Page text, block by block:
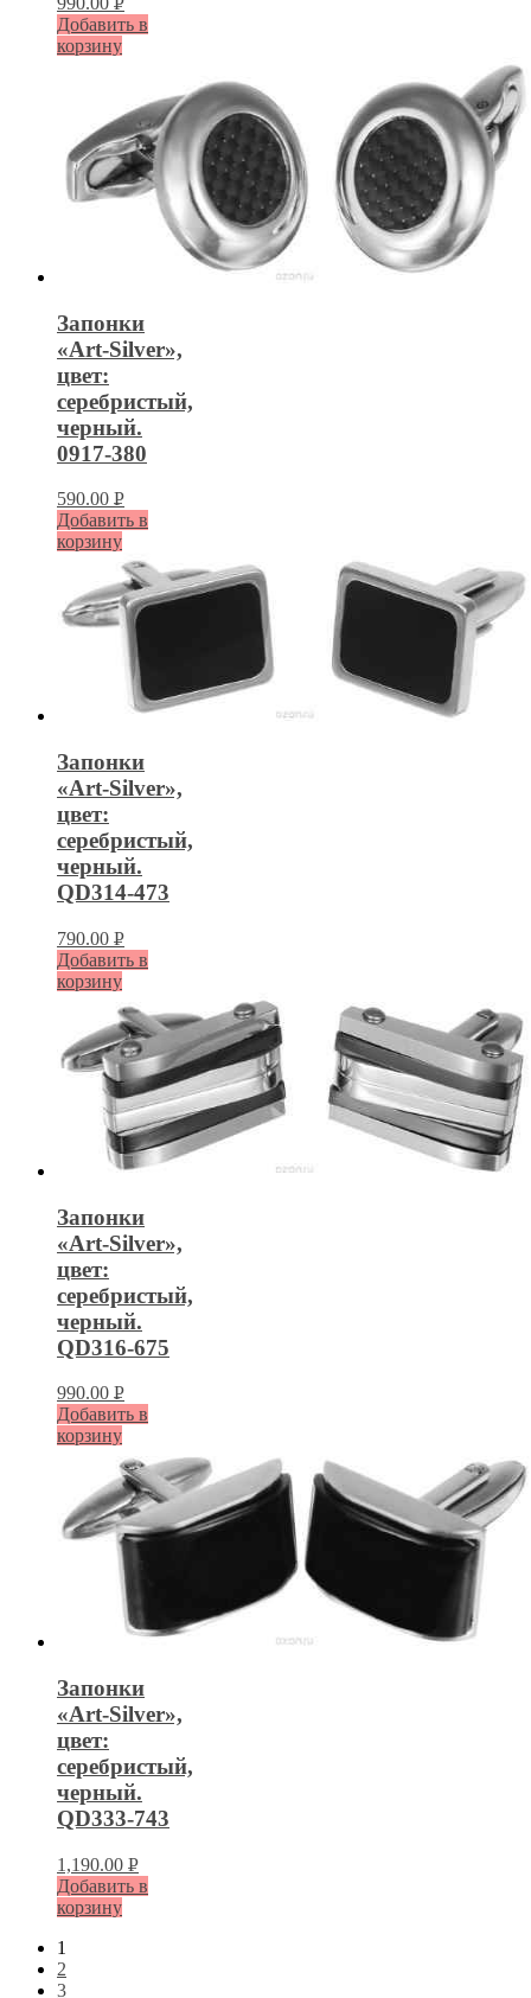
УБ.
Добавить в
корзину
Запонки
«Art-Silver»,
цвет:
серебристый,
черный.
0917-380
590.00 Р
УБ.
Добавить в
корзину
Запонки
«Art-Silver»,
цвет:
серебристый,
черный.
QD314-473
790.00 Р
УБ.
Добавить в
корзину
Запонки
«Art-Silver»,
цвет:
серебристый,
черный.
QD316-675
990.00 Р
УБ.
Добавить в
корзину
Запонки
«Art-Silver»,
цвет:
серебристый,
черный.
QD333-743
1,190.00 Р
УБ.
Добавить в
корзину
1
2
3